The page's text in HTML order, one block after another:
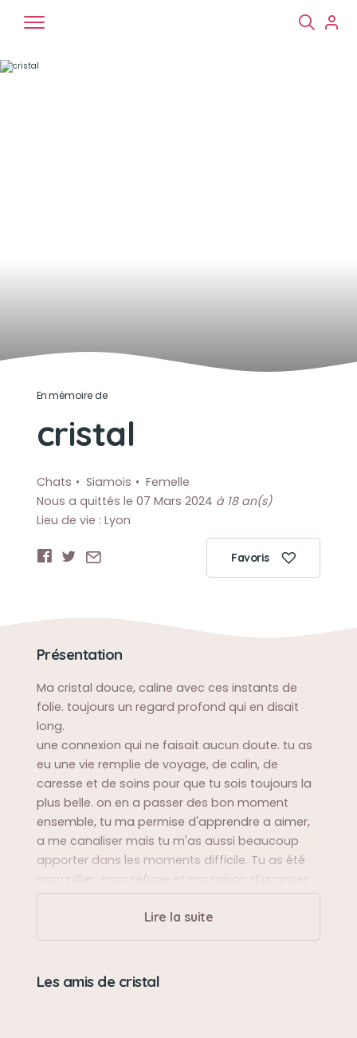
En mémoire de
cristal
Chats Siamois
Femelle
Nous a quittés le 07 Mars 2024 à 18 an(s)
Lieu de vie : Lyon
Favoris
Présentation
Ma cristal douce, caline avec ces instants de
folie. toujours un regard profond qui en disait
long.
une connexion qui ne faisait aucun doute. tu as
eu une vie remplie de voyage, de calin, de
caresse et de soins pour que tu sois toujours la
plus belle. on en a passer des bon moment
ensemble, tu ma permise d'apprendre a aimer,
a me canaliser mais tu m'as aussi beaucoup
apporter dans les moments difficile. Tu as été
mon pillier, mon refuge et ma raison d'avancer
tu vas me manqué ma cricri d'amour
Sa balade préférée
les vacances en montagne de rendait calme et
Lire la suite
Les amis de cristal